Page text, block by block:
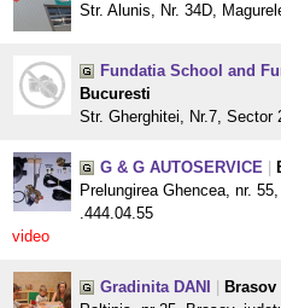
Str. Alunis, Nr. 34D,
Fundatia School and
Bucuresti
Str. Gherghitei, Nr.7, Sector
G & G AUTOSERVICE
Prelungirea Ghencea, nr.
.444.04.55
video
Gradinita DANI
Brasov